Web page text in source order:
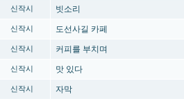
신작시 빗소리
신작시 도선사길 카페
신작시 커피를 부치며
신작시 맛 있다
신작시 자막